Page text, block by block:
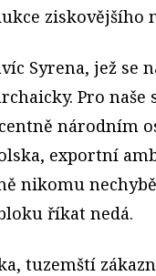
ziskovějšího
Syrena, jež se
Pro naše
národním
exportní
nikomu
říkat nedá.
tu­zemští